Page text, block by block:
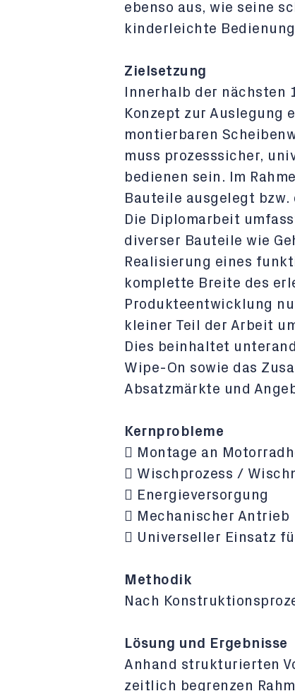
ebenso aus, wie seine
kinderleichte
Zielsetzung
Innerhalb der nächsten
Konzept zur Auslegung
montierbaren
muss prozesssicher,
bedienen sein. Im
Bauteile ausgelegt
Die Diplomarbeit
diverser Bauteile wie
Realisierung eines
komplette Breite des
Produkteentwicklung
kleiner Teil der Arbeit
Dies beinhaltet
Wipe-On sowie das
Absatzmärkte und
Kernprobleme
 Montage an
 Wischprozess /
 Energieversorgung
 Mechanischer Antrieb
 Universeller Einsatz
Methodik
Nach
Lösung und Ergebnisse
Anhand strukturierten
zeitlich begrenzen